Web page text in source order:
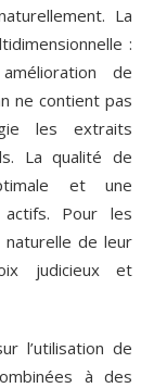
La
:
de
ne contient pas
les extraits
La qualité de
et une
actifs. Pour les
naturelle de leur
judicieux et
l’utilisation de
à des